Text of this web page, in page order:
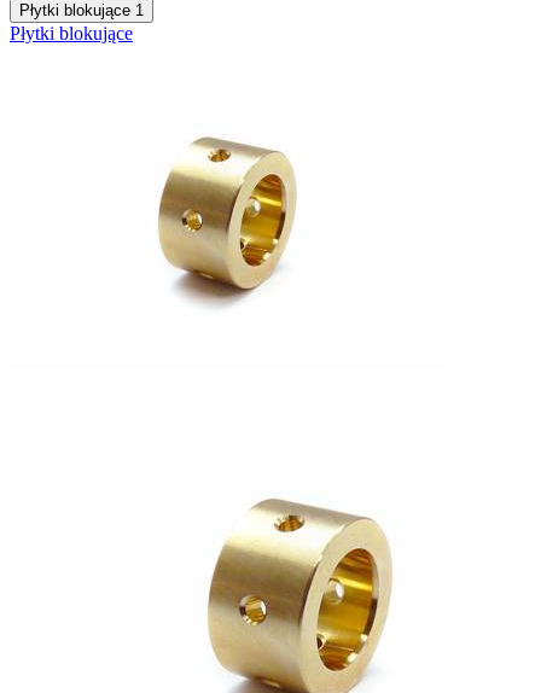
Płytki blokujące 1
Płytki blokujące